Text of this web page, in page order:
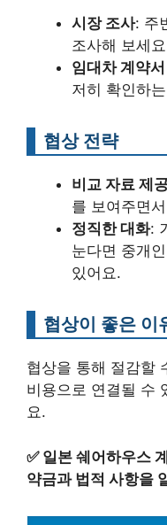
시장 조사: 주
조사해 보세
임대차 계약
저히 확인하
협상 전략
비교 자료 제
를 보여주면
정직한 대화:
눈다면 중개
있어요.
협상이 좋은 이
협상을 통해 절감할
비용으로 연결될 수
요.
✅ 일본 쉐어하우스
약금과 법적 사항을